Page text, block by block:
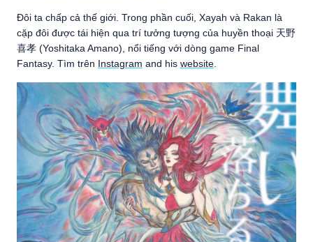
Đôi ta chấp cả thế giới. Trong phần cuối, Xayah và Rakan là
cặp đôi được tái hiện qua trí tưởng tượng của huyền thoại 天野
喜孝 (Yoshitaka Amano), nổi tiếng với dòng game Final
Fantasy. Tìm trên Instagram and his website